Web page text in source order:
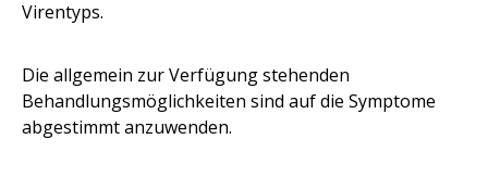
Virentyps.
Die allgemein zur Verfügung stehenden
Behandlungsmöglichkeiten sind auf die Symptome
abgestimmt anzuwenden.